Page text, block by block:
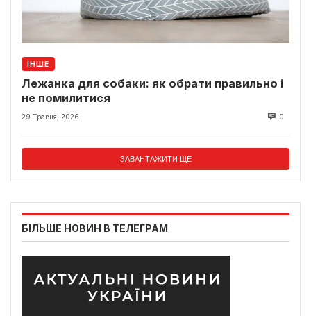
ІНШЕ
Лежанка для собаки: як обрати правильно і
не помилитися
29 Травня, 2026 0
ЗАВАНТАЖИТИ ЩЕ
БІЛЬШЕ НОВИН В ТЕЛЕГРАМ